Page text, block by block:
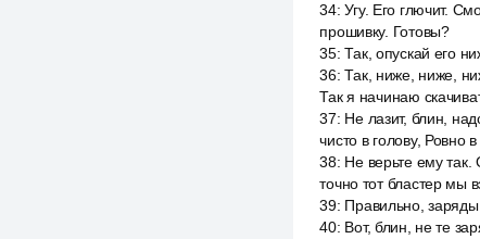
34:Угу. Его глючит.
прошивку. Готовы?
35:Так, опускай его
36:Так, ниже, ниже,
Так я начинаю
37: Не лазит, блин,
чисто в голову, Ровно
38: Не верьте ему
точно тот бластер мы
39: Правильно,
40: Вот, блин, не те